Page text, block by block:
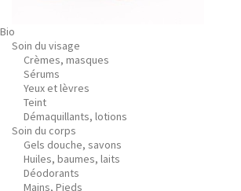
Bio
Soin du visage
Crèmes, masques
Sérums
Yeux et lèvres
Teint
Démaquillants, lotions
Soin du corps
Gels douche, savons
Huiles, baumes, laits
Déodorants
Mains, Pieds